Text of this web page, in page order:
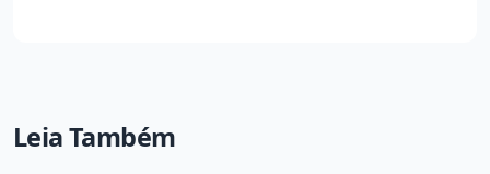
Leia Também